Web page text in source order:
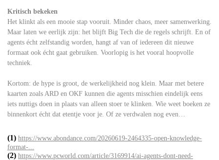
Kritisch bekeken
Het klinkt als een mooie stap vooruit. Minder chaos, meer samenwerking.
Maar laten we eerlijk zijn: het blijft Big Tech die de regels schrijft. En of
agents écht zelfstandig worden, hangt af van of iedereen dit nieuwe
formaat ook écht gaat gebruiken. Voorlopig is het vooral hoopvolle
techniek.
Kortom: de hype is groot, de werkelijkheid nog klein. Maar met betere
kaarten zoals ARD en OKF kunnen die agents misschien eindelijk eens
iets nuttigs doen in plaats van alleen stoer te klinken. Wie weet boeken ze
binnenkort écht dat etentje voor je. Of ze verdwalen nog even…
(1) https://www.abondance.com/20260619-2464335-open-knowledge-
format-...
(2) https://www.pcworld.com/article/3169914/ai-agents-dont-need-